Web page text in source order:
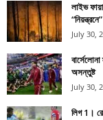
লাইভ
“নিয়ন্ত্রনে”
July 30,
অসন্তুষ্ট
July 30,
লিগ 1।